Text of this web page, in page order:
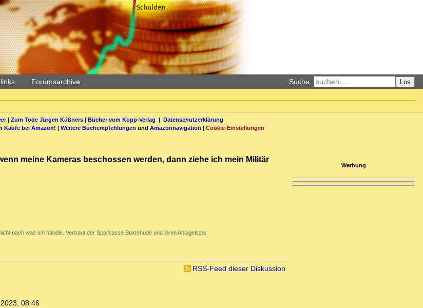
Forumsarchive Suche: Los
| Zum Tode Jürgen Küßners| Bücher vom Kopp-Verlag | Datenschutzerklärung
Käufe bei Amazon! | Weitere Buchempfehlungen und Amazonnavigation | Cookie-Einstellungen
meine Kameras beschossen werden, dann ziehe ich mein Militär
nach was ich handle. Vertraut der Sparkasse Buxtehude und ihren Anlagetipps.
RSS-Feed dieser Diskussion
08:46
Werbung